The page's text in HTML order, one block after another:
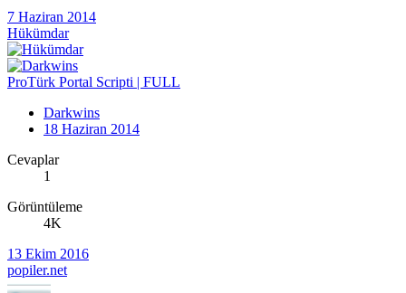
7 Haziran 2014
Hükümdar
ProTürk Portal Scripti | FULL
Darkwins
18 Haziran 2014
Cevaplar
1
Görüntüleme
4K
13 Ekim 2016
popiler.net